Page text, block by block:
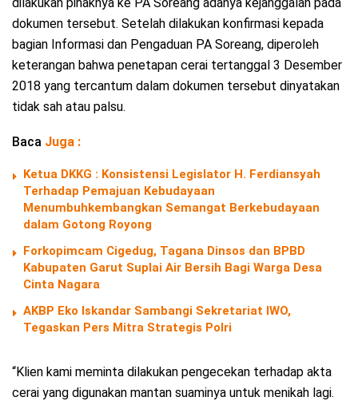
dokumen tersebut. Setelah dilakukan konfirmasi kepada
bagian Informasi dan Pengaduan PA Soreang, diperoleh
keterangan bahwa penetapan cerai tertanggal 3 Desember
2018 yang tercantum dalam dokumen tersebut dinyatakan
tidak sah atau palsu.
Baca Juga :
Ketua DKKG : Konsistensi Legislator H. Ferdiansyah
Terhadap Pemajuan Kebudayaan
Menumbuhkembangkan Semangat Berkebudayaan
dalam Gotong Royong
Forkopimcam Cigedug, Tagana Dinsos dan BPBD
Kabupaten Garut Suplai Air Bersih Bagi Warga Desa
Cinta Nagara
AKBP Eko Iskandar Sambangi Sekretariat IWO,
Tegaskan Pers Mitra Strategis Polri
“Klien kami meminta dilakukan pengecekan terhadap akta
cerai yang digunakan mantan suaminya untuk menikah lagi.